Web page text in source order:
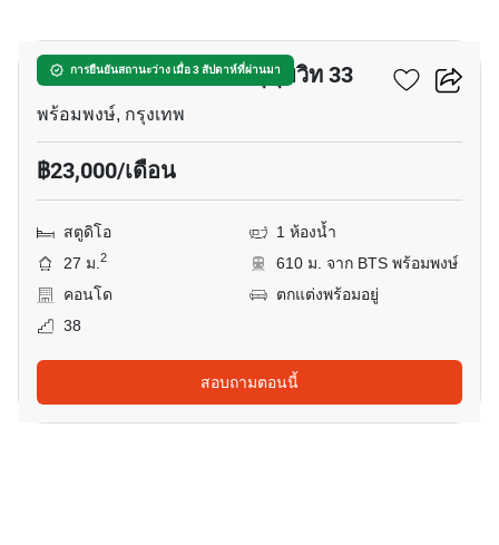
การยืนยันสถานะว่าง เมื่อ 3 สัปดาห์ที่ผ่านมา
คอนโด โนเบิล อราวน์ สุขุมวิท 33
พร้อมพงษ์, กรุงเทพ
฿23,000/เดือน
สตูดิโอ
1 ห้องน้ำ
27 ม.2
610 ม. จาก BTS พร้อมพงษ์
คอนโด
ตกแต่งพร้อมอยู่
38
สอบถามตอนนี้